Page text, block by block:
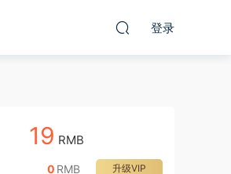
登录
19 RMB
升级VIP
0 RMB